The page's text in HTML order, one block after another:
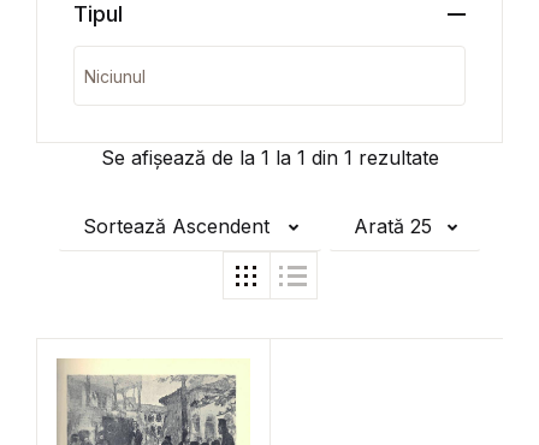
Se afișează de la 1 la 1 din 1 rezultate
Sortează Ascendent Arată 25
Tipul